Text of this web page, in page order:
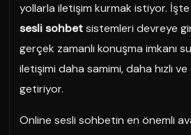
yollarla iletişim kurmak istiyor.
sesli sohbetsistemleri devreye
gerçek zamanlı konuşma imkanı
iletişimi daha samimi, daha hızlı
getiriyor.
Online sesli sohbetin en önemli